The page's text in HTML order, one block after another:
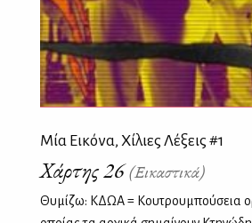
Μία Εικόνα, Χίλιες Λέξεις #1
Χάρτης 26(Εικαστικά)
Θυμίζω: ΚΔΩΑ = Κουτρουμπούσεια